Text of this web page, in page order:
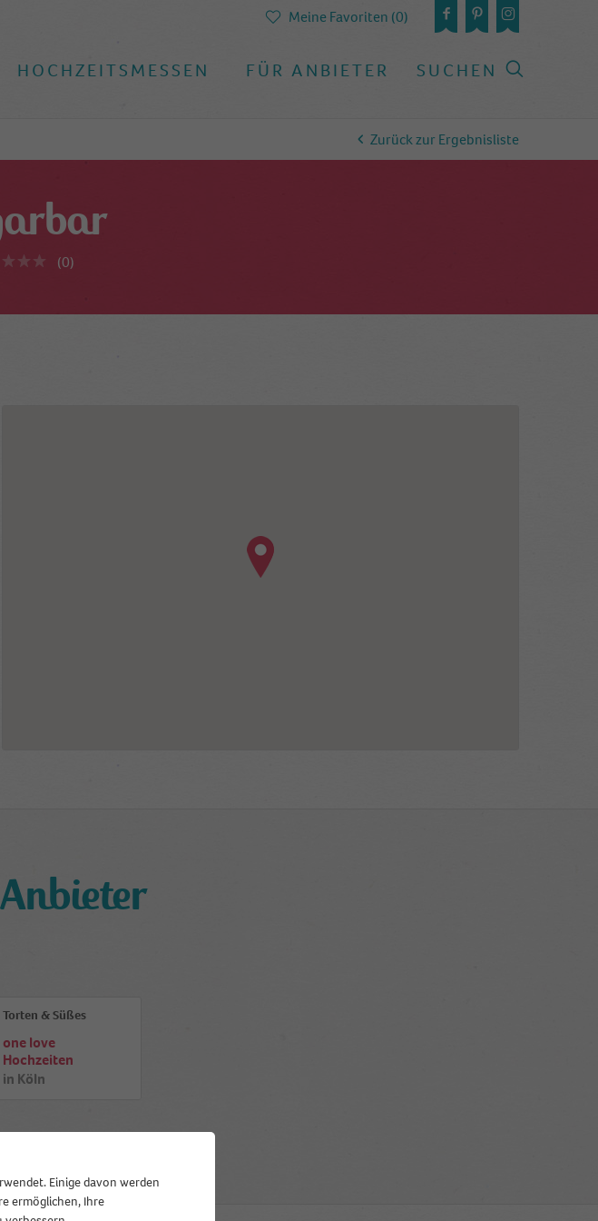
HOCHZEITSMESSEN FÜR ANBIETER SUCHEN
Meine Favoriten (0)
Zurück zur Ergebnisliste
(0)
Torten & Süßes
one love
Hochzeiten
in Köln
Einige davon werden
ermöglichen, Ihre